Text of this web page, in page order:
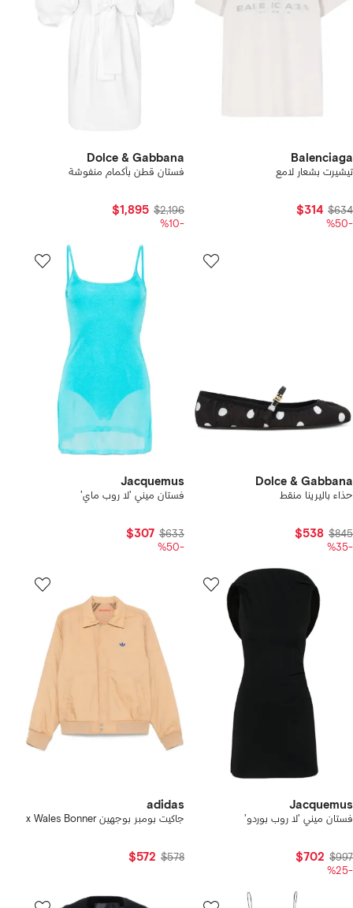
Balenciaga
تيشيرت بشعار لامع
$634
$314
-%50
Dolce & Gabbana
فستان قطن بأكمام منفوشة
$2,196
$1,895
-%10
Dolce & Gabbana
حذاء باليرينا منقط
$845
$538
-%35
Jacquemus
فستان ميني 'لا روب ماي'
$633
$307
-%50
Jacquemus
فستان ميني 'لا روب بوردو'
$997
$702
-%25
adidas
جاكيت بومبر بوجهين x Wales Bonner
$578
$572